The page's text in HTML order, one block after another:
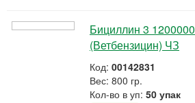
Бициллин 3
(Ветбензицин) ЧЗ
Код: 00142831
Вес: 800 гр.
Кол-во в уп: 50 упак